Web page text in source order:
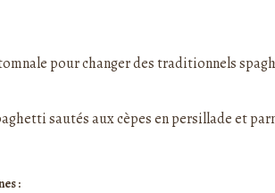
pour changer des traditionnels
: